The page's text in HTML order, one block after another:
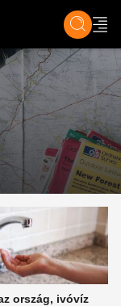
ÉLET TECH &
ország, ivóvíz